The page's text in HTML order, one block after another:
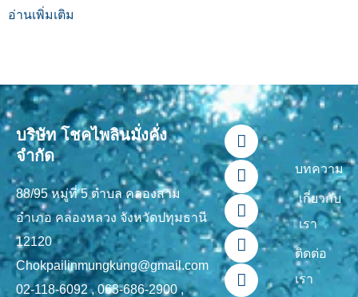
อ่านเพิ่มเติม
บริษัท โชคไพลินมั่งคั่ง
จำกัด
88/95 หมู่ที่ 5 ตำบล คลองสาม
อำเภอ คลองหลวง จังหวัดปทุมธานี
12120
Chokpailinmungkung@gmail.com
02-118-6092 , 063-686-2900 ,
F
a
c
e
b
o
o
k
-
f
L
i
n
e
Y
o
u
t
u
b
e
T
i
k
t
o
k
I
n
s
t
a
g
r
a
m
บทความ
เกี่ยวกับ
เรา
ติดต่อ
เรา